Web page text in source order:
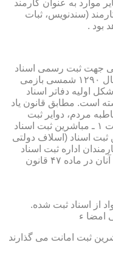
موارد به عنوان كارمند
(سندنویس، ثبات
بود .
جهت ثبت رسمی اسناد
مراجعان، به قانون ثبت اسناد مصوب سال ۱۲۹۰ شمسی بازمی
اولیه دفاتر اسناد
است. مطابق قانون یاد
مردم، دوایر ثبت
اسناد به عنوان نهادی دولتی، از دو قسمت ۱ ـ مباشرین ثبت اسناد
ثبت اسناد (اسلاف دولتی
اداره ثبت اسناد
واملاك محسوب می گردیدند كه وظایف آنان در ماده ۴۷ قانون
از اسناد ثبت شده.
امضا ء
ثبت امانت می گذارند